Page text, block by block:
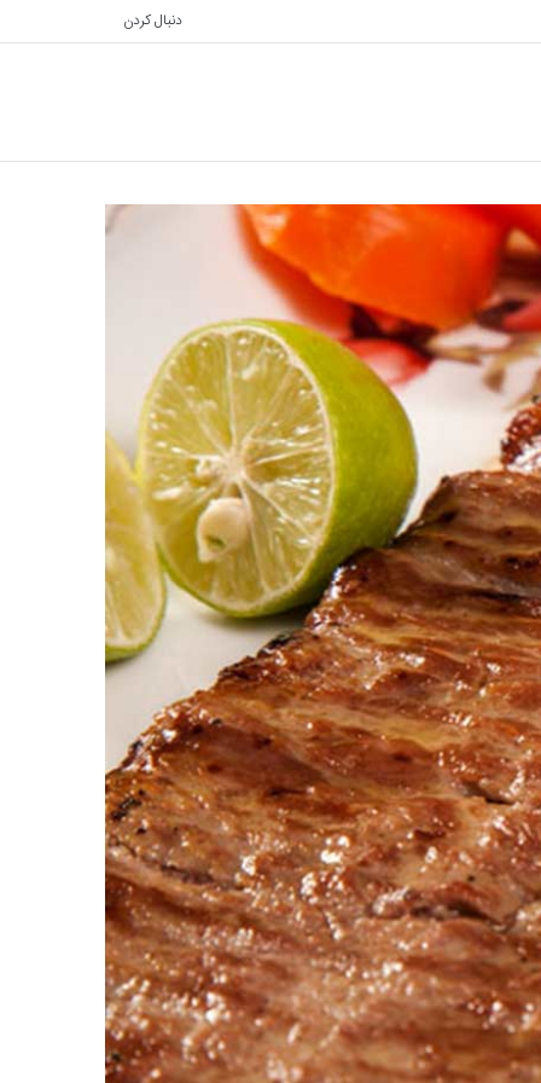
دنبال کردن
برایپوسته